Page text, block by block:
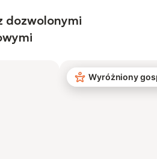
dozwolonymi
Wyróżniony